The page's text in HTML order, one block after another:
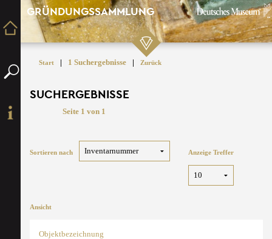
GRÜNDUNGSSAMMLUNG
Start | 1 Suchergebnisse | Zurück
SUCHERGEBNISSE
Seite 1 von 1
Sortieren nach Anzeige Treffer
Ansicht
Objektbezeichnung